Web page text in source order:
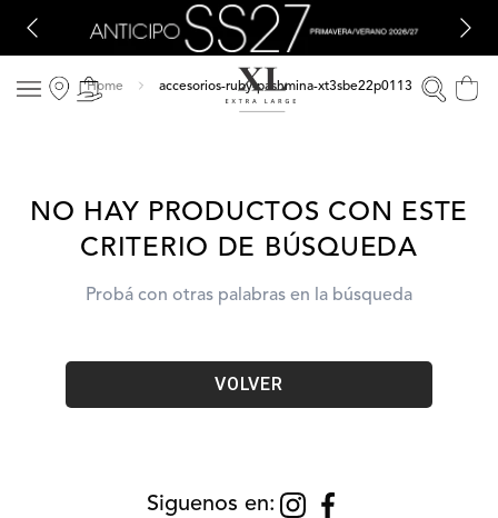
accesorios-ruby-pashmina-xt3sbe22p0113
NO HAY PRODUCTOS CON ESTE
CRITERIO DE BÚSQUEDA
Probá con otras palabras en la búsqueda
VOLVER
Siguenos en: